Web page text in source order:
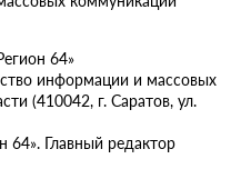
64»
информации и массовых
(410042, г. Саратов, ул.
Главный редактор